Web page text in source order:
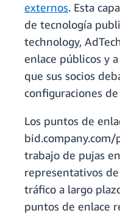
externos. Esta
de tecnología
technology,
enlace públicos y
que sus socios
configuraciones
Los puntos de
bid.company.com/
trabajo de pujas
representativos
tráfico a largo
puntos de enlace